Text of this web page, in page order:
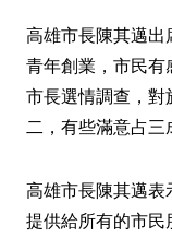
高雄市長陳其邁
青年創業，市民
市長選情調查，
二，有些滿意占三
高雄市長陳其邁
提供給所有的市